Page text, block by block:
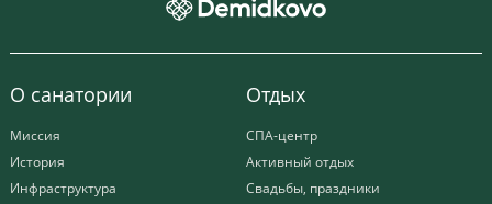
О санатории
Миссия
История
Инфраструктура
Отдых
СПА-центр
Активный отдых
Свадьбы, праздники